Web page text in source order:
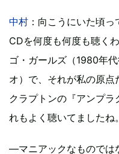
中村 ：向こうにいた頃
CDを何度も何度も聴く
ゴ・ガールズ（1980年
オ）で、それが私の原点
クラプトンの『アンプ
れもよく聴いてましたね。
―マニアックなものでは